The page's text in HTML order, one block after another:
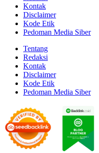
Kontak
Disclaimer
Kode Etik
Pedoman Media Siber
Tentang
Redaksi
Kontak
Disclaimer
Kode Etik
Pedoman Media Siber